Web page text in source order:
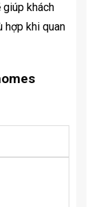
khách
hợp khi quan